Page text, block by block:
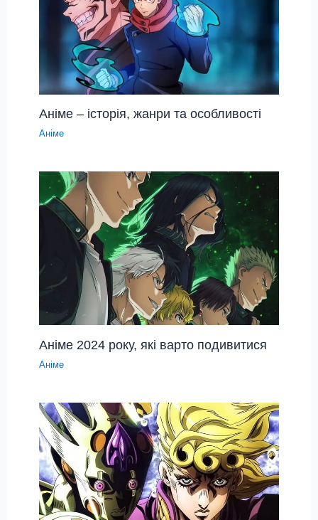
Аніме – історія, жанри та особливості
Аніме
Аніме 2024 року, які варто подивитися
Аніме